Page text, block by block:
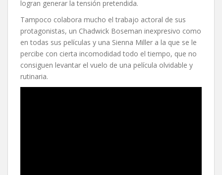
logran generar la tensión pretendida.
Tampoco colabora mucho el trabajo actoral de sus
protagonistas, un Chadwick Boseman inexpresivo como
en todas sus películas y una Sienna Miller a la que se le
percibe con cierta incomodidad todo el tiempo, que no
consiguen levantar el vuelo de una película olvidable y
rutinaria.